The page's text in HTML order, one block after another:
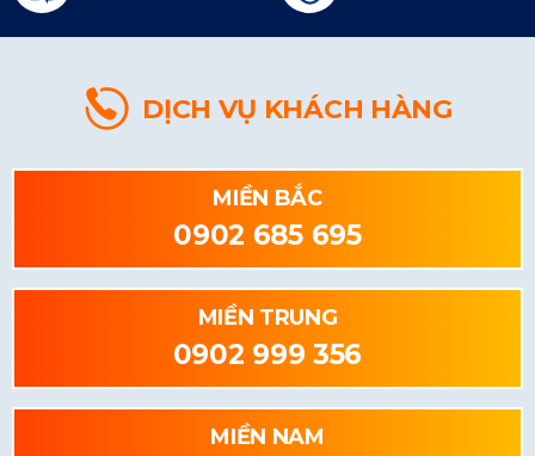
DỊCH VỤ KHÁCH HÀNG
MIỀN BẮC
0902 685 695
MIỀN TRUNG
0902 999 356
MIỀN NAM